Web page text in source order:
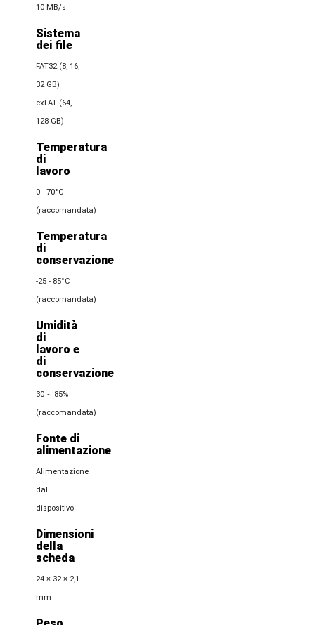
10 MB/s
Sistema
dei file
FAT32 (8, 16,
32 GB)
exFAT (64,
128 GB)
Temperatura
di
lavoro
0 - 70°C
(raccomandata)
Temperatura
di
conservazione
-25 - 85°C
(raccomandata)
Umidità
di
lavoro e
di
conservazione
30 ~ 85%
(raccomandata)
Fonte di
alimentazione
Alimentazione
dal
dispositivo
Dimensioni
della
scheda
24 × 32 × 2,1
mm